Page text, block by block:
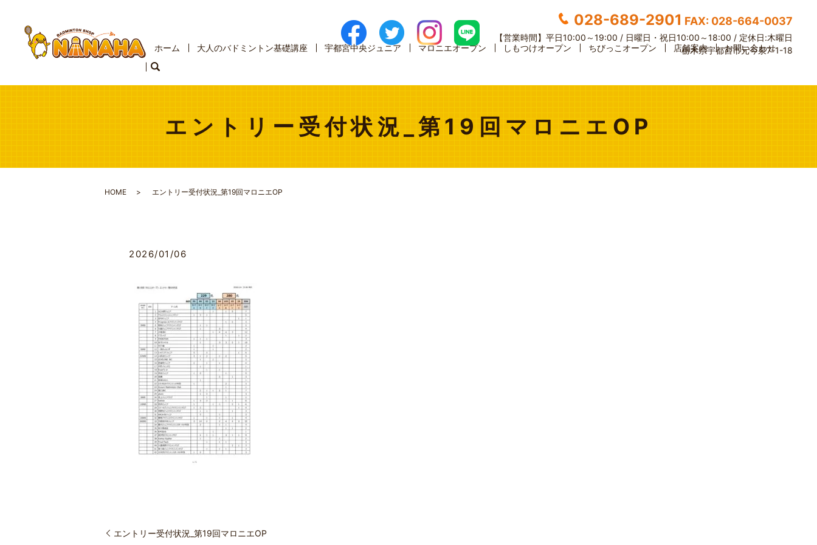
028-689-2901 FAX: 028-664-0037
【営業時間】 平日10:00～19:00 / 日曜日・祝日10:00～18:00 / 定休日:木曜日
栃木県宇都宮市元今泉7-1-18
ホーム 大人のバドミントン基礎講座 宇都宮中央ジュニア マロニエオープン しもつけオープン ちびっこオープン 店舗案内 お問い合わせ
エントリー受付状況_第19回マロニエOP
HOME エントリー受付状況_第19回マロニエOP
2026/01/06
エントリー受付状況_第19回マロニエOP